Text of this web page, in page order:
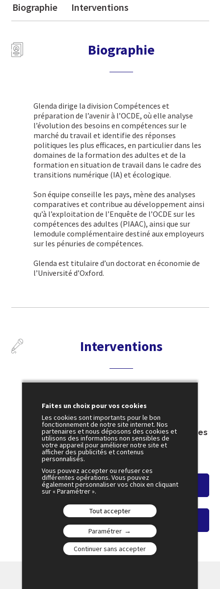
Biographie Interventions
Biographie
Glenda dirige la division Compétences et
préparation de l’avenir à l’OCDE, où elle analyse
l’évolution des besoins en compétences sur le
marché du travail et identifie des réponses
politiques les plus efficaces, en particulier dans les
domaines de la formation des adultes et de la
formation en situation de travail dans le cadre des
transitions numérique (IA) et écologique.
Son équipe conseille les pays, mène des analyses
comparatives et contribue au développement ainsi
qu’à l’exploitation de l’Enquête de l’OCDE sur les
compétences des adultes (PIAAC), ainsi que sur
lemodule complémentaire destiné aux employeurs
sur les pénuries de compétences.
Glenda est titulaire d’un doctorat en économie de
l’Université d’Oxford.
Interventions
10:00
SESSION 43
Aligner la formation avec la révolution des
métiers
Amphi 3
Voir le résumé
Voir le replay
Faites un choix pour vos cookies
Les cookies sont importants pour le bon
fonctionnement de notre site internet. Nos
partenaires et nous déposons des cookies et
utilisons des informations non sensibles de
votre appareil pour améliorer notre site et
afficher des publicités et contenus
personnalisés.
Vous pouvez accepter ou refuser ces
différentes opérations. Vous pouvez
également personnaliser vos choix en cliquant
sur « Paramétrer ».
Tout accepter
Paramétrer
Continuer sans accepter